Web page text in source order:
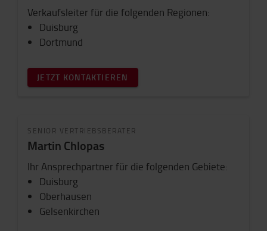
Verkaufsleiter für die folgenden Regionen:
Duisburg
Dortmund
JETZT KONTAKTIEREN
SENIOR VERTRIEBSBERATER
Martin Chlopas
Ihr Ansprechpartner für die folgenden Gebiete:
Duisburg
Oberhausen
Gelsenkirchen